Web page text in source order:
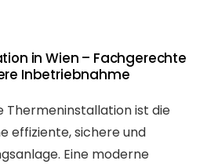
in Wien – Fachgerechte
Inbetriebnahme
Thermeninstallation ist die
effiziente, sichere und
Eine moderne